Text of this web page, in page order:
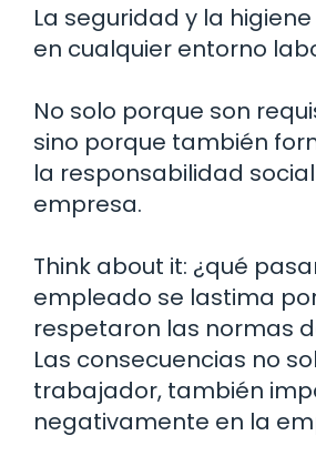
La seguridad y la
en cualquier entorno
No solo porque son
sino porque también
la responsabilidad
empresa.
Think about it: ¿qué
empleado se lastima
respetaron las normas
Las consecuencias no
trabajador, también
negativamente en la